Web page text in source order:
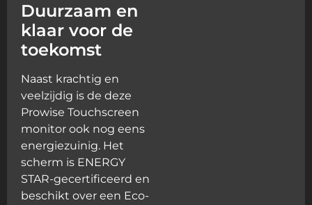
Duurzaam en
klaar voor de
toekomst
Naast krachtig en
veelzijdig is de deze
Prowise Touchscreen
monitor ook nog eens
energiezuinig. Het
scherm is ENERGY
STAR-gecertificeerd en
beschikt over een Eco-